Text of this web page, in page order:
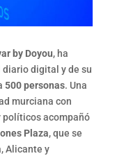
by Doyou, ha
digital y de su
500 personas. Una
murciana con
acompañó
Plaza, que se
Alicante y